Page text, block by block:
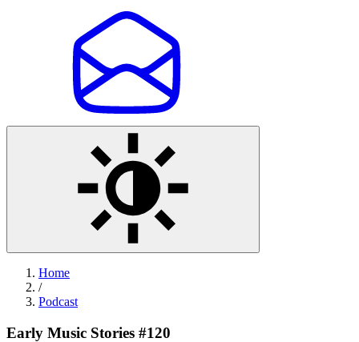
Home
/
Podcast
Early Music Stories #120